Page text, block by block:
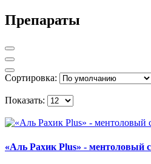
Препараты
Сортировка:
Показать:
«Аль Рахик Plus» - ментоловый